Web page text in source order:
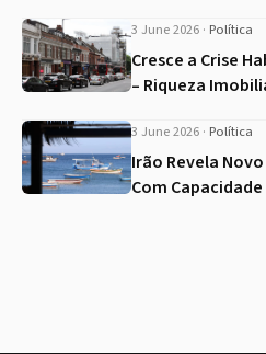
3 June 2026 · Política
Cresce a Crise
– Riqueza
3 June 2026 · Política
Irão Revela
Com